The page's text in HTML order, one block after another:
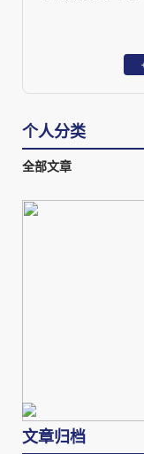
个人分类
全部文章
文章归档